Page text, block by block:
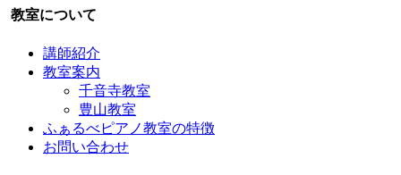
教室について
講師紹介
教室案内
千音寺教室
豊山教室
ふぁるべピアノ教室の特徴
お問い合わせ